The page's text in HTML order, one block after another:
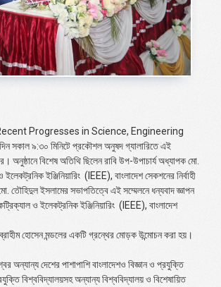
Progresses in Science, Engineering
সকাল ৯:৩০ মিনিটে প্রকৌশল অনুষদ গ্যালারিতে এই
অনুষ্ঠানে বিশেষ অতিথি ছিলেন রাবি উপ-উপাচার্য অধ্যাপক মো.
ইঞ্জিনিয়ারিং ( IEEE), বাংলাদেশ সেকশনের নির্বাহী
ইসলামের সভাপতিত্বে এই সম্মেলনে ধন্যবাদ জ্ঞাপন
ও ইলেকট্রনিক ইঞ্জিনিয়ারিং ( IEEE), বাংলাদেশ
হোসেন মন্ডলের একটি গ্রন্থের মোড়ক উন্মোচন করা হয়।
অন্যান্য দেশের পাশাপাশি বাংলাদেশও বিজ্ঞান ও প্রযুক্তি
বিশ্ববিদ্যালয়সহ অন্যান্য বিশ্ববিদ্যালয় ও বিশেষায়িত